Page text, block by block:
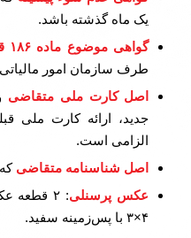
یک ماه گذشته باشد.
گواهی موضوع ماده ۱۸۶
طرف سازمان امور
اصل کارت ملی متقاضی
جدید، ارائه کارت ملی
الزامی است.
اصل شناسنامه متقاضی
عکس پرسنلی
: ۲ قطعه
۴×۳ با پس‌زمینه سفید.